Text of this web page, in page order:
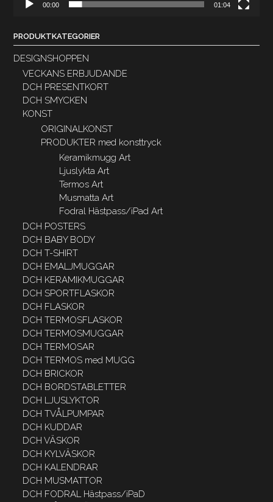
00:00 01:04
PRODUKTKATEGORIER
DESIGNSHOPPEN
VECKANS ERBJUDANDE
DCH PRESENTKORT
DCH SMYCKEN
KONST
ORIGINALKONST
PRODUKTER med konsttryck
Keramikmugg Art
Ljuslykta Art
Termos Art
Musmatta Art
Fodral Hästpass/iPad Art
DCH POSTERS
DCH BABY BODY
DCH T-SHIRT
DCH EMALJMUGGAR
DCH KERAMIKMUGGAR
DCH SPORTFLASKOR
DCH FLASKOR
DCH TERMOSFLASKOR
DCH TERMOSMUGGAR
DCH TERMOSAR
DCH TERMOS med MUGG
DCH BRICKOR
DCH BORDSTABLETTER
DCH LJUSLYKTOR
DCH TVÅLPUMPAR
DCH KUDDAR
DCH VÄSKOR
DCH KYLVÄSKOR
DCH KALENDRAR
DCH MUSMATTOR
DCH FODRAL Hästpass/iPaD